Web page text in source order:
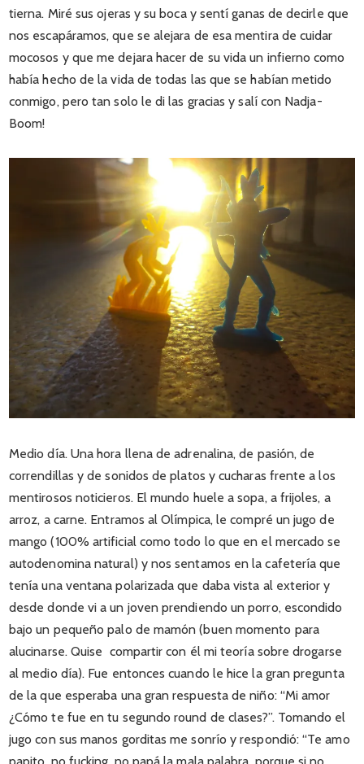
tierna. Miré sus ojeras y su boca y sentí ganas de decirle que
nos escapáramos, que se alejara de esa mentira de cuidar
mocosos y que me dejara hacer de su vida un infierno como
había hecho de la vida de todas las que se habían metido
conmigo, pero tan solo le di las gracias y salí con Nadja-
Boom!
Medio día. Una hora llena de adrenalina, de pasión, de
correndillas y de sonidos de platos y cucharas frente a los
mentirosos noticieros. El mundo huele a sopa, a frijoles, a
arroz, a carne. Entramos al Olímpica, le compré un jugo de
mango (100% artificial como todo lo que en el mercado se
autodenomina natural) y nos sentamos en la cafetería que
tenía una ventana polarizada que daba vista al exterior y
desde donde vi a un joven prendiendo un porro, escondido
bajo un pequeño palo de mamón (buen momento para
alucinarse. Quise compartir con él mi teoría sobre drogarse
al medio día). Fue entonces cuando le hice la gran pregunta
de la que esperaba una gran respuesta de niño: “Mi amor
¿Cómo te fue en tu segundo round de clases?”. Tomando el
jugo con sus manos gorditas me sonrío y respondió: “Te amo